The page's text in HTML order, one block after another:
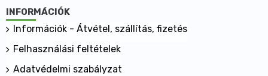
INFORMÁCIÓK
Információk - Átvétel, szállítás, fizetés
Felhasználási feltételek
Adatvédelmi szabályzat